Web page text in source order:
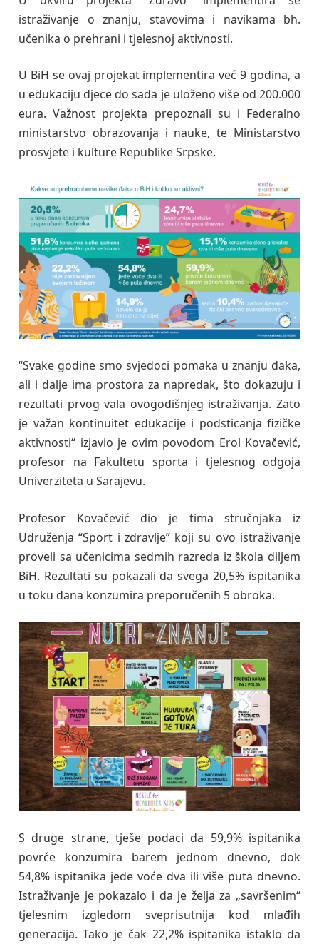
istraživanje o znanju, stavovima i navikama bh.
učenika o prehrani i tjelesnoj aktivnosti.
U BiH se ovaj projekat implementira već 9 godina, a
u edukaciju djece do sada je uloženo više od 200.000
eura. Važnost projekta prepoznali su i Federalno
ministarstvo obrazovanja i nauke, te Ministarstvo
prosvjete i kulture Republike Srpske.
“Svake godine smo svjedoci pomaka u znanju đaka,
ali i dalje ima prostora za napredak, što dokazuju i
rezultati prvog vala ovogodišnjeg istraživanja. Zato
je važan kontinuitet edukacije i podsticanja fizičke
aktivnosti“ izjavio je ovim povodom Erol Kovačević,
profesor na Fakultetu sporta i tjelesnog odgoja
Univerziteta u Sarajevu.
Profesor Kovačević dio je tima stručnjaka iz
Udruženja “Sport i zdravlje” koji su ovo istraživanje
proveli sa učenicima sedmih razreda iz škola diljem
BiH. Rezultati su pokazali da svega 20,5% ispitanika
u toku dana konzumira preporučenih 5 obroka.
S druge strane, tješe podaci da 59,9% ispitanika
povrće konzumira barem jednom dnevno, dok
54,8% ispitanika jede voće dva ili više puta dnevno.
Istraživanje je pokazalo i da je želja za „savršenim“
tjelesnim izgledom sveprisutnija kod mlađih
generacija. Tako je čak 22,2% ispitanika istaklo da